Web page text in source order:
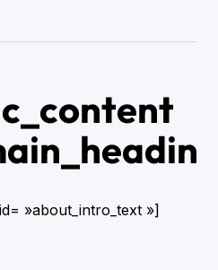
»about_intro_text »]